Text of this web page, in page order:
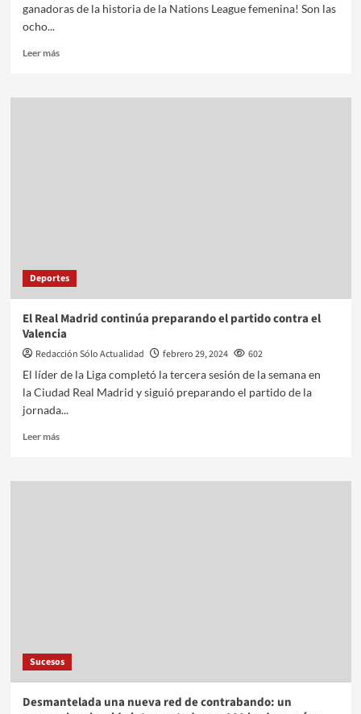
ganadoras de la historia de la Nations League femenina! Son las
ocho...
Leer más
Deportes
El Real Madrid continúa preparando el partido contra el
Valencia
Redacción Sólo Actualidad febrero 29, 2024
602
El líder de la Liga completó la tercera sesión de la semana en
la Ciudad Real Madrid y siguió preparando el partido de la
jornada...
Leer más
Sucesos
Desmantelada una nueva red de contrabando: un